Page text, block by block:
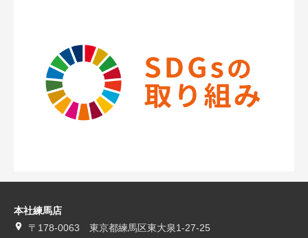
本社練馬店
〒178-0063 東京都練馬区東大泉1-27-25